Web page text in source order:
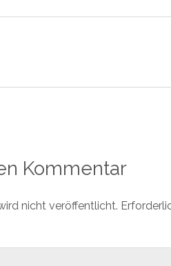
Kommentar
nicht veröffentlicht.